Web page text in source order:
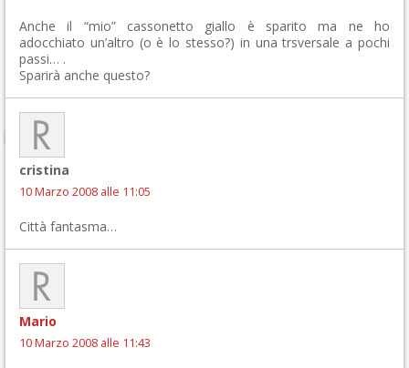
Anche il “mio” cassonetto giallo è sparito ma ne ho
adocchiato un’altro (o è lo stesso?) in una trsversale a pochi
passi… .
Sparirà anche questo?
cristina
10 Marzo 2008 alle 11:05
Città fantasma…
Mario
10 Marzo 2008 alle 11:43